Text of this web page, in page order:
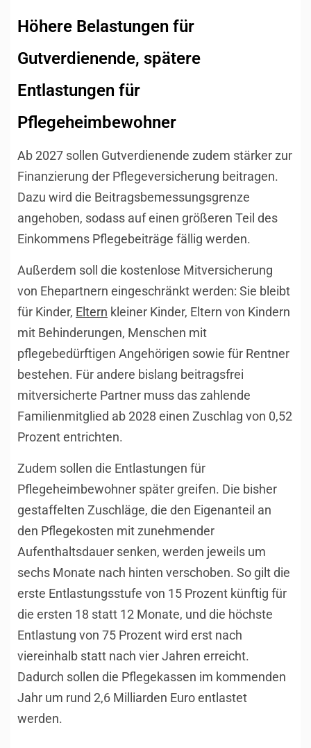
Höhere Belastungen für
Gutverdienende, spätere
Entlastungen für
Pflegeheimbewohner
Ab 2027 sollen Gutverdienende zudem stärker zur
Finanzierung der Pflegeversicherung beitragen.
Dazu wird die Beitragsbemessungsgrenze
angehoben, sodass auf einen größeren Teil des
Einkommens Pflegebeiträge fällig werden.
Außerdem soll die kostenlose Mitversicherung
von Ehepartnern eingeschränkt werden: Sie bleibt
für Kinder, Eltern kleiner Kinder, Eltern von Kindern
mit Behinderungen, Menschen mit
pflegebedürftigen Angehörigen sowie für Rentner
bestehen. Für andere bislang beitragsfrei
mitversicherte Partner muss das zahlende
Familienmitglied ab 2028 einen Zuschlag von 0,52
Prozent entrichten.
Zudem sollen die Entlastungen für
Pflegeheimbewohner später greifen. Die bisher
gestaffelten Zuschläge, die den Eigenanteil an
den Pflegekosten mit zunehmender
Aufenthaltsdauer senken, werden jeweils um
sechs Monate nach hinten verschoben. So gilt die
erste Entlastungsstufe von 15 Prozent künftig für
die ersten 18 statt 12 Monate, und die höchste
Entlastung von 75 Prozent wird erst nach
viereinhalb statt nach vier Jahren erreicht.
Dadurch sollen die Pflegekassen im kommenden
Jahr um rund 2,6 Milliarden Euro entlastet
werden.